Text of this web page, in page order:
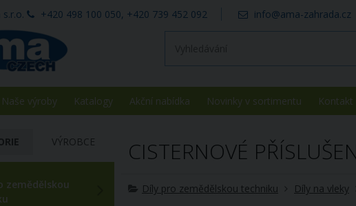
+420 498 100 050, +420 739 452 092 info@ama-zahrada.cz
Naše výroby Katalogy Akční nabídka Novinky v sortimentu Kontakt
CISTERNOVÉ
Díly pro zemědělskou techniku Díly na vleky
VÝROBCE